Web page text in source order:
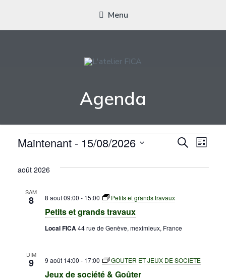
Menu
Actions conviviales écologiques et solidaires sur le territoire de
Meximieux
Agenda
Évènements
et
de
Recherche
Liste
Maintenant - 15/08/2026
une
août 2026
SAM
8
Petits et grands travaux
8 août 09:00 - 15:00 Petits et grands travaux
Local FICA44 rue de Genève, meximieux, France
DIM
9
Jeux de société & Goûter
9 août 14:00 - 17:00 GOUTER ET JEUX DE SOCIETE